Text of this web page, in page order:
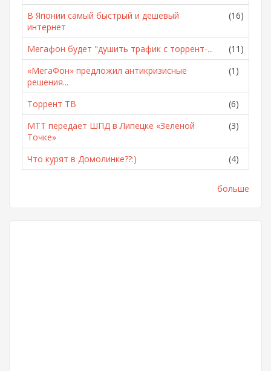
В Японии самый быстрый и дешевый
интернет
(16)
Мегафон будет "душить трафик с торрент-...
(11)
«МегаФон» предложил антикризисные
решения...
(1)
Торрент ТВ
(6)
МТТ передает ШПД в Липецке «Зеленой
Точке»
(3)
Что курят в Домолинке??:) (4)
больше